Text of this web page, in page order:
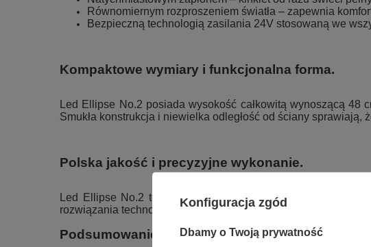
Równomiernym rozproszeniem światła – zapewnia
Bezpieczną technologią zasilania 24V stosowaną we
Kompaktowe wymiary i funkcjonalna forma.
Led Ellipse No.2 posiada wysokość całkowitą wynoszącą
Smukła konstrukcja i niewielka odległość od ściany
Polska jakość i precyzyjne wykonanie.
Led Ellipse No.2 to produkt polskiego producenta,
rozwiązania technologiczne, dzięki którym nasze lampy
Podsumowanie – dlaczego warto wybrać Led
Konfiguracja zgód
Dbamy o Twoją prywatność